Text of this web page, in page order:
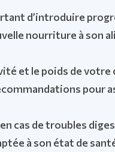
d’introduire
nourriture à son
et le poids de
pour
cas de troubles
à son état de